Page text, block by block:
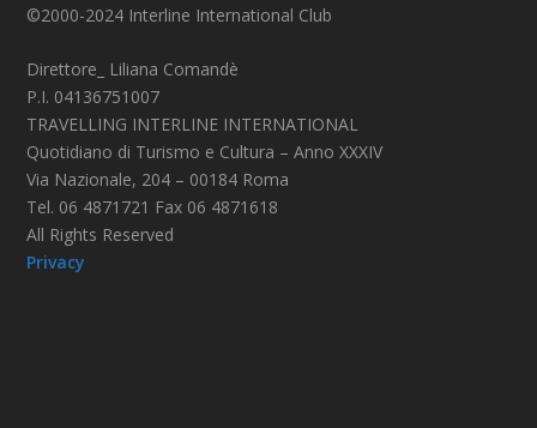
©2000-2024 Interline International Club
Direttore_ Liliana Comandè
P.I. 04136751007
TRAVELLING INTERLINE INTERNATIONAL
Quotidiano di Turismo e Cultura – Anno XXXIV
Via Nazionale, 204 – 00184 Roma
Tel. 06 4871721 Fax 06 4871618
All Rights Reserved
Privacy